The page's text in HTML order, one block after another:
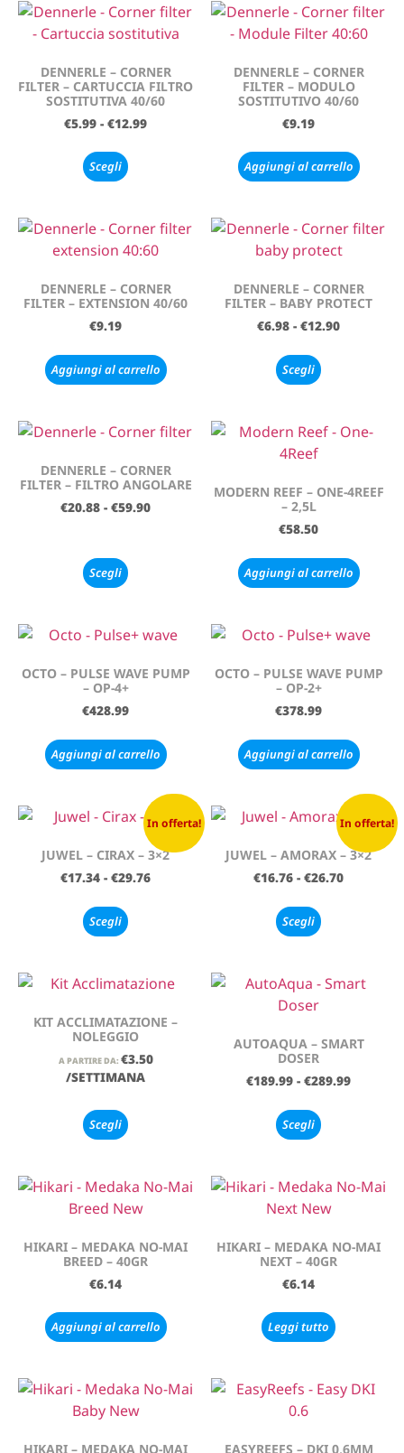
DENNERLE – CORNER
FILTER – CARTUCCIA FILTRO
SOSTITUTIVA 40/60
€5.99 - €12.99
Scegli
DENNERLE – CORNER
FILTER – MODULO
SOSTITUTIVO 40/60
€9.19
Aggiungi al carrello
DENNERLE – CORNER
FILTER – EXTENSION 40/60
€9.19
Aggiungi al carrello
DENNERLE – CORNER
FILTER – BABY PROTECT
€6.98 - €12.90
Scegli
DENNERLE – CORNER
FILTER – FILTRO ANGOLARE
€20.88 - €59.90
Scegli
MODERN REEF – ONE-4REEF
– 2,5L
€58.50
Aggiungi al carrello
OCTO – PULSE WAVE PUMP
– OP-4+
€428.99
Aggiungi al carrello
OCTO – PULSE WAVE PUMP
– OP-2+
€378.99
Aggiungi al carrello
In offerta!
JUWEL – CIRAX – 3×2
€17.34 - €29.76
Scegli
In offerta!
JUWEL – AMORAX – 3×2
€16.76 - €26.70
Scegli
KIT ACCLIMATAZIONE –
NOLEGGIO
A PARTIRE DA: €3.50
/SETTIMANA
Scegli
AUTOAQUA – SMART
DOSER
€189.99 - €289.99
Scegli
HIKARI – MEDAKA NO-MAI
BREED – 40GR
€6.14
Aggiungi al carrello
HIKARI – MEDAKA NO-MAI
NEXT – 40GR
€6.14
Leggi tutto
HIKARI – MEDAKA NO-MAI EASYREEFS – DKI 0,6MM